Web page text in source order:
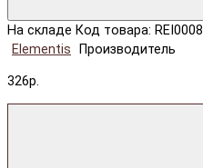
На складе Код товара: REI0008
Elementis
Производитель
326р.